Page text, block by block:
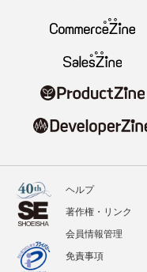
ヘルプ
著作権・リンク
会員情報管理
免責事項